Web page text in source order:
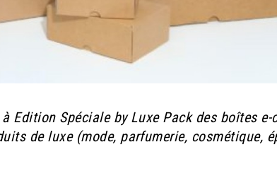
Edition Spéciale by Luxe Pack des boîtes
de luxe (mode, parfumerie, cosmétique,